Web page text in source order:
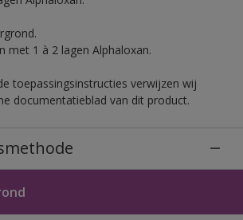
met 1 à 2 lagen Alphaloxan.
toepassingsinstructies verwijzen wij
documentatieblad van dit product.